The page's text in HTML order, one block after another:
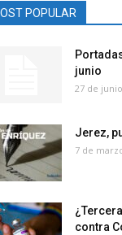
POPULAR
junio
27 de
Jerez,
7 de
contra